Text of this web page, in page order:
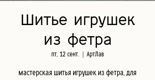
Шитье игрушек
из фетра
пт, 12 сент. АртЛав
мастерская шитья игрушек из фетра, для